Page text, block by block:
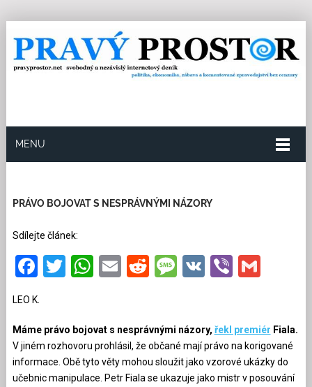
MENU
PRÁVO BOJOVAT S NESPRÁVNÝMI NÁZORY
Sdílejte článek:
Facebook
Twitter
WhatsApp
EmailRedditMessage
VKViber
LEO K.
Máme právo bojovat s nesprávnými názory, řekl premiér Fiala.
V jiném rozhovoru prohlásil, že občané mají právo na korigované
informace. Obě tyto věty mohou sloužit jako vzorové ukázky do
učebnic manipulace. Petr Fiala se ukazuje jako mistr v posouvání